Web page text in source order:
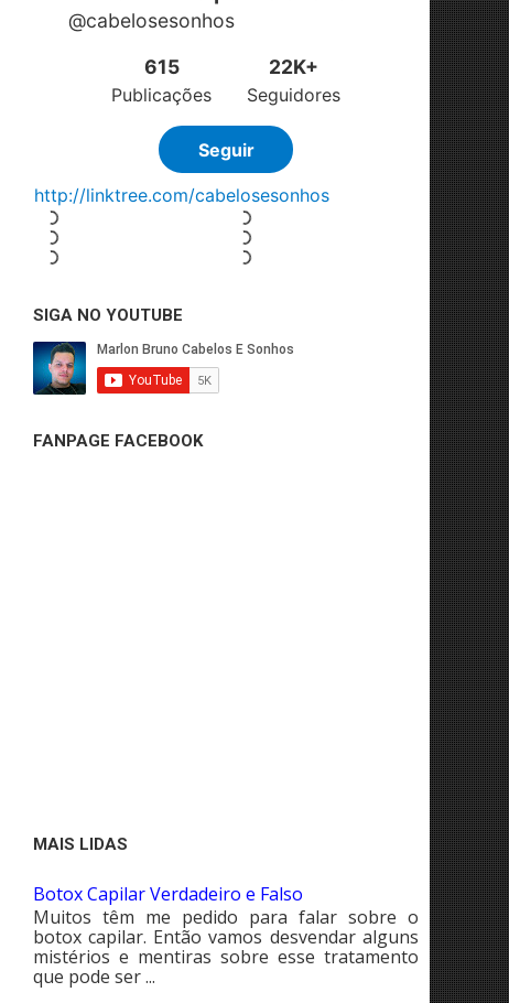
SIGA NO YOUTUBE
FANPAGE FACEBOOK
MAIS LIDAS
Botox Capilar Verdadeiro e Falso
Muitos têm me pedido para falar sobre o
botox capilar. Então vamos desvendar alguns
mistérios e mentiras sobre esse tratamento
que pode ser ...